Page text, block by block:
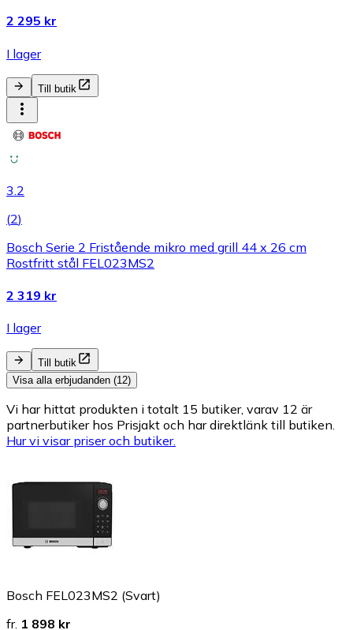
2 295 kr
I lager
Till butik
3.2
(2)
Bosch Serie 2 Fristående mikro med grill 44 x 26 cm
Rostfritt stål FEL023MS2
2 319 kr
I lager
Till butik
Visa alla erbjudanden (12)
Vi har hittat produkten i totalt 15 butiker, varav 12 är
partnerbutiker hos Prisjakt och har direktlänk till butiken.
Hur vi visar priser och butiker.
Bosch FEL023MS2 (Svart)
fr. 1 898 kr